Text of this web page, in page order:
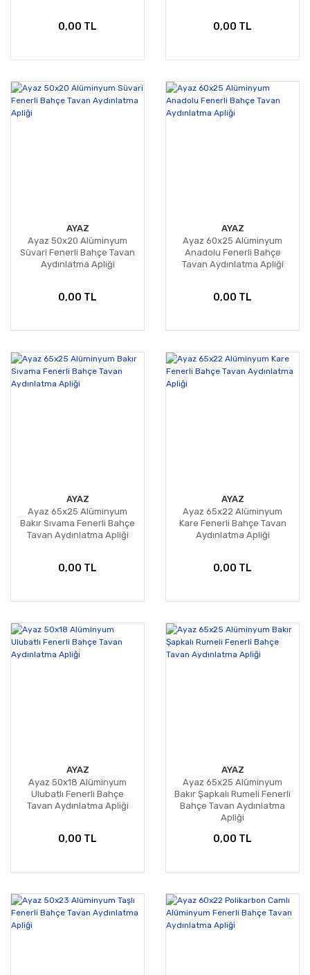
0,00 TL 0,00 TL
AYAZ
Ayaz 50x20 Alüminyum
Süvari Fenerli Bahçe Tavan
Aydınlatma Apliği
0,00 TL
AYAZ
Ayaz 60x25 Alüminyum
Anadolu Fenerli Bahçe
Tavan Aydınlatma Apliği
0,00 TL
AYAZ
Ayaz 65x25 Alüminyum
Bakır Sıvama Fenerli Bahçe
Tavan Aydınlatma Apliği
0,00 TL
AYAZ
Ayaz 65x22 Alüminyum
Kare Fenerli Bahçe Tavan
Aydınlatma Apliği
0,00 TL
AYAZ
Ayaz 50x18 Alüminyum
Ulubatlı Fenerli Bahçe
Tavan Aydınlatma Apliği
0,00 TL
AYAZ
Ayaz 65x25 Alüminyum
Bakır Şapkalı Rumeli Fenerli
Bahçe Tavan Aydınlatma
Apliği
0,00 TL